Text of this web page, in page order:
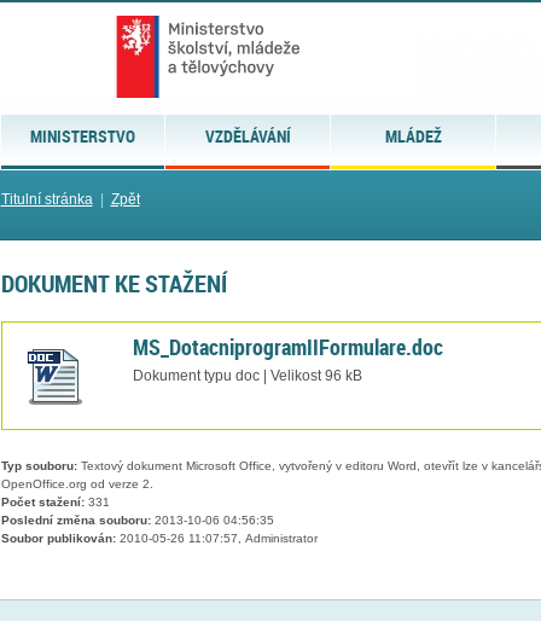
MINISTERSTVO VZDĚLÁVÁNÍ MLÁDEŽ
Titulní stránka| Zpět
DOKUMENT KE STAŽENÍ
MS_DotacniprogramIIFormulare.doc
Dokument typu doc | Velikost 96 kB
Typ souboru:Textový dokument Microsoft Office, vytvořený v editoru Word, otevřít lze v
OpenOffice.org od verze 2.
Počet stažení:331
Poslední změna souboru:2013-10-06 04:56:35
Soubor publikován:2010-05-26 11:07:57, Administrator